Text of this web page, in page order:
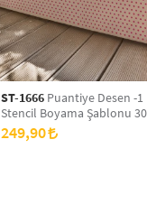
ST-1666 Puantiye Desen -1
Stencil Boyama Şablonu 30
30 cm, Duvar Stencil, Fayans
Stencil, Mobilya Stencil
249,90